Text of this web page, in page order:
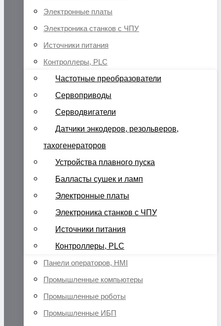
Электронные платы
Электроника станков с ЧПУ
Источники питания
Контроллеры, PLC
Частотные преобразователи
Сервоприводы
Серводвигатели
Датчики энкодеров, резольверов,
тахогенераторов
Устройства плавного пуска
Балласты сушек и ламп
Электронные платы
Электроника станков с ЧПУ
Источники питания
Контроллеры, PLC
Панели операторов, HMI
Промышленные компьютеры
Промышленные роботы
Промышленные ИБП